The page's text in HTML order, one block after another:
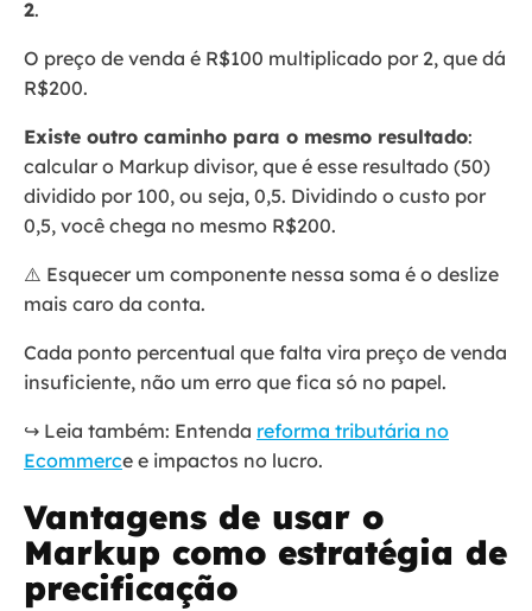
2.
O preço de venda é R$100 multiplicado por 2, que dá
R$200.
Existe outro caminho para o mesmo resultado:
calcular o Markup divisor, que é esse resultado (50)
dividido por 100, ou seja, 0,5. Dividindo o custo por
0,5, você chega no mesmo R$200.
⚠️ Esquecer um componente nessa soma é o deslize
mais caro da conta.
Cada ponto percentual que falta vira preço de venda
insuficiente, não um erro que fica só no papel.
↪️ Leia também: Entenda reforma tributária no
Ecommerce e impactos no lucro.
Vantagens de usar o
Markup como estratégia de
precificação